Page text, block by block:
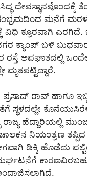
ದೇವಸ್ಥಾನವೊಂದಕ್ಕೆ
ಮನೆಗೆ
ವಿಧಿ ಕ್ರೂರವಾಗಿ ಎರಗಿದೆ.
ಕ್ಯಾಂಪ್ ಬಳಿ
ಅಪಘಾತದಲ್ಲಿ
ಮೃತಪಟ್ಟಿದ್ದಾರೆ.
ಪ್ರಸಾದ್ ರಾವ್ ಹಾಗೂ
ಸ್ಥಳದಲ್ಲೇ
ರಾಜ್ಯ ಹೆದ್ದಾರಿಯಲ್ಲಿ
ನಿಯಂತ್ರಣ ತಪ್ಪಿದ
ಡಿಕ್ಕಿ ಹೊಡೆದು